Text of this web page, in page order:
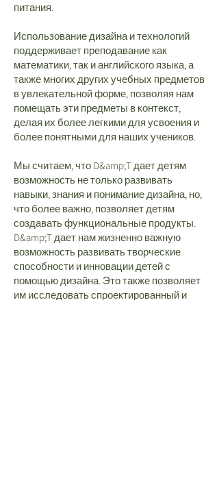
питания.
Использование дизайна и технологий
поддерживает преподавание как
математики, так и английского языка, а
также многих других учебных предметов
в увлекательной форме, позволяя нам
помещать эти предметы в контекст,
делая их более легкими для усвоения и
более понятными для наших учеников.
Мы считаем, что D&amp;T дает детям
возможность не только развивать
навыки, знания и понимание дизайна, но,
что более важно, позволяет детям
создавать функциональные продукты.
D&amp;T дает нам жизненно важную
возможность развивать творческие
способности и инновации детей с
помощью дизайна. Это также позволяет
им исследовать спроектированный и